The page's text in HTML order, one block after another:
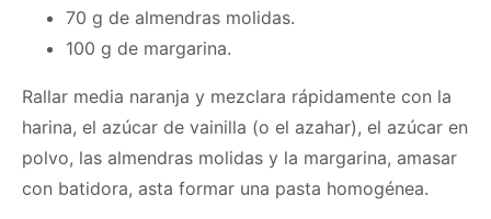
70 g de almendras molidas.
100 g de margarina.
Rallar media naranja y mezclara rápidamente con la
harina, el azúcar de vainilla (o el azahar), el azúcar en
polvo, las almendras molidas y la margarina, amasar
con batidora, asta formar una pasta homogénea.